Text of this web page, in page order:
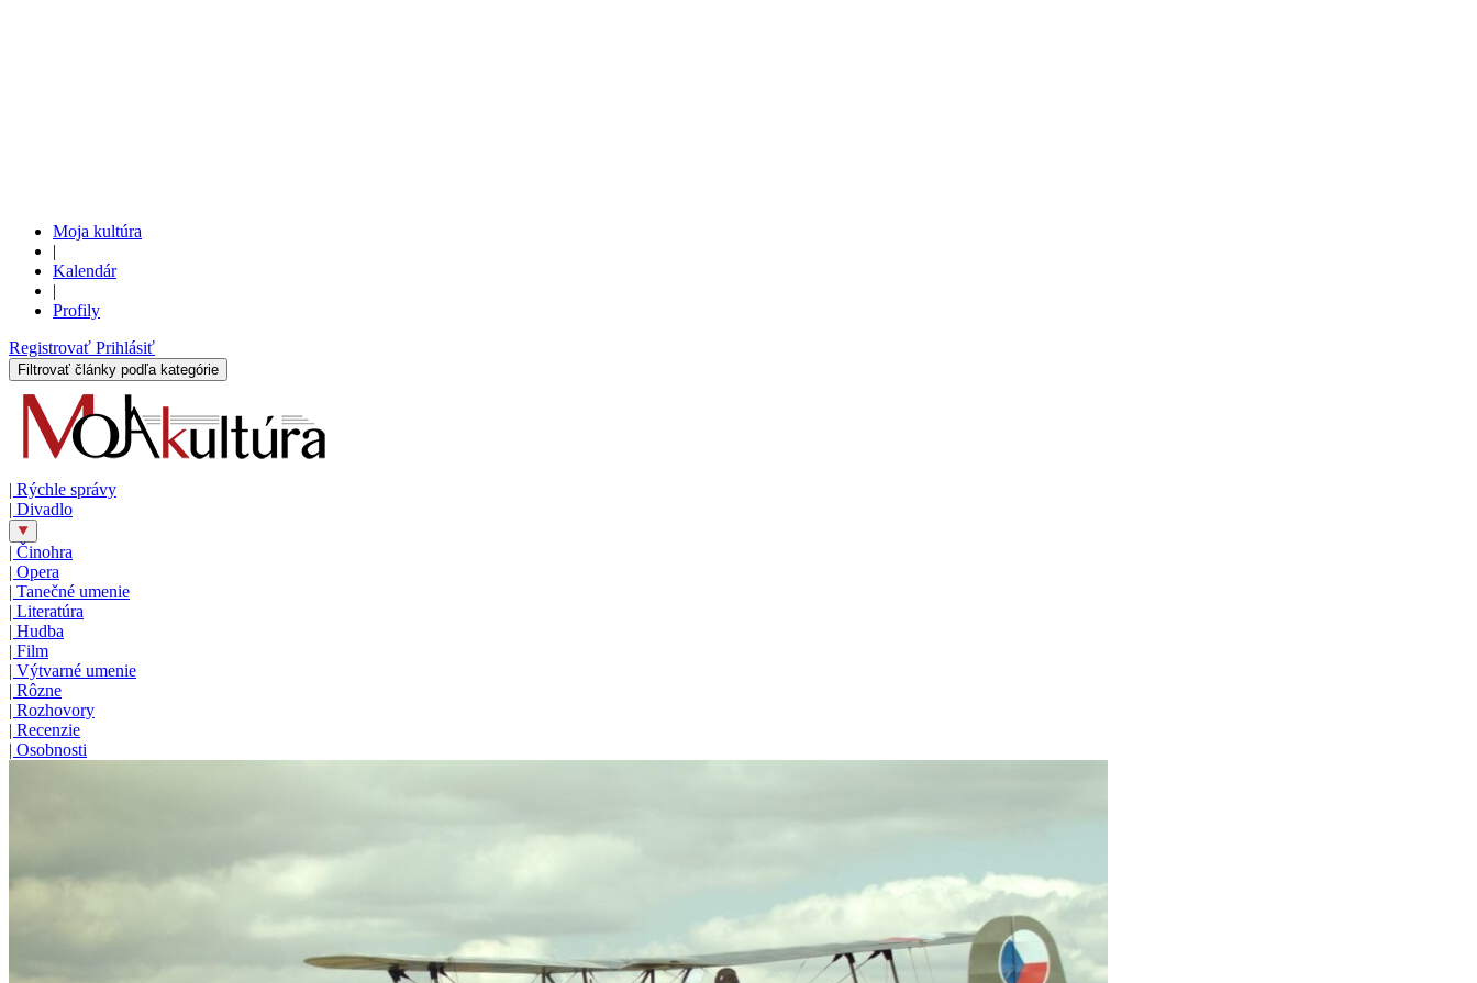
Moja kultúra
|
Kalendár
|
Profily
Registrovať Prihlásiť
Filtrovať články podľa kategórie
| Rýchle správy
| Divadlo
| Činohra
| Opera
| Tanečné umenie
| Literatúra
| Hudba
| Film
| Výtvarné umenie
| Rôzne
| Rozhovory
| Recenzie
| Osobnosti